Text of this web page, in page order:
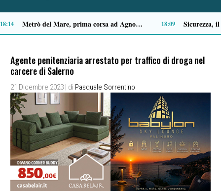
Premio Terre del Bussento, si alza il sipario: stasera Roberto Fico apre l’11ª edizione 14:35 Capaccio Paestum spazio di legalità: oltre 43 ettari di beni confiscati destinati a progetti sociali
Agente penitenziaria arrestato per traffico di droga nel
carcere di Salerno
21 Dicembre 2023 | di Pasquale Sorrentino